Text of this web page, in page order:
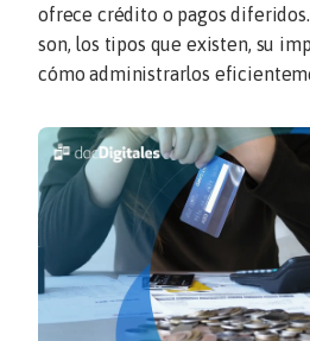
Emprendimiento
Noticias
Comunicados
ofrece crédito o pagos
son, los tipos que existen, su
cómo administrarlos